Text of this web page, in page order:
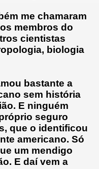
me chamaram
membros do
cientistas
biologia
bastante a
sem história
E ninguém
seguro
que o identificou
americano. Só
um mendigo
E daí vem a